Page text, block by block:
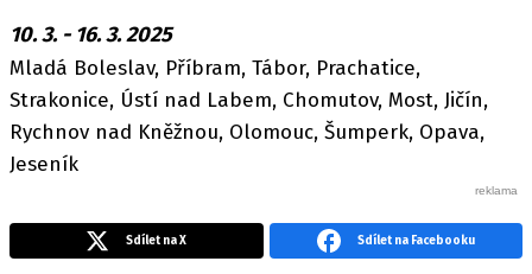
10. 3. - 16. 3. 2025
Mladá Boleslav, Příbram, Tábor, Prachatice,
Strakonice, Ústí nad Labem, Chomutov, Most, Jičín,
Rychnov nad Kněžnou, Olomouc, Šumperk, Opava,
Jeseník
Sdílet na X Sdílet na Facebooku